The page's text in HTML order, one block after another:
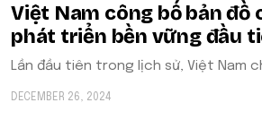
Việt Nam công bố bản đồ
phát triển bền vững đầu
Lần đầu tiên trong lịch sử, Việt Nam
DECEMBER 26, 2024